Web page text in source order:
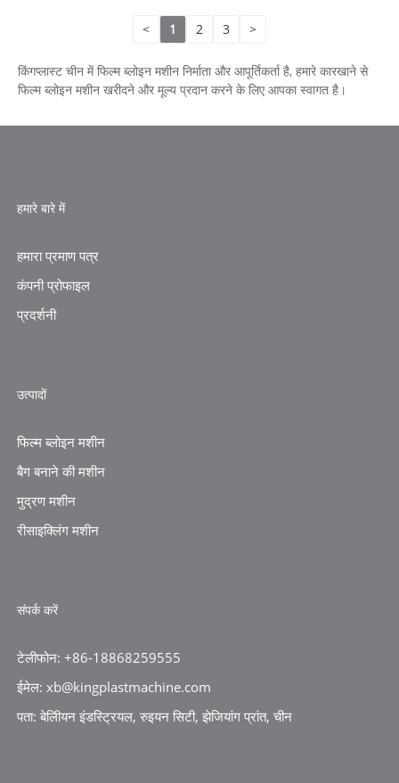
< 1 2 3 >
किंगप्लास्ट चीन में फिल्म ब्लोइन मशीन निर्माता और आपूर्तिकर्ता है, हमारे कारखाने से
फिल्म ब्लोइन मशीन खरीदने और मूल्य प्रदान करने के लिए आपका स्वागत है।
हमारे बारे में
हमारा प्रमाण पत्र
कंपनी प्रोफाइल
प्रदर्शनी
उत्पादों
फिल्म ब्लोइन मशीन
बैग बनाने की मशीन
मुद्रण मशीन
रीसाइक्लिंग मशीन
संपर्क करें
टेलीफोन: +86-18868259555
ईमेल: xb@kingplastmachine.com
पता: बेलीियन इंडस्ट्रियल, रुइयन सिटी, झेजियांग प्रांत, चीन